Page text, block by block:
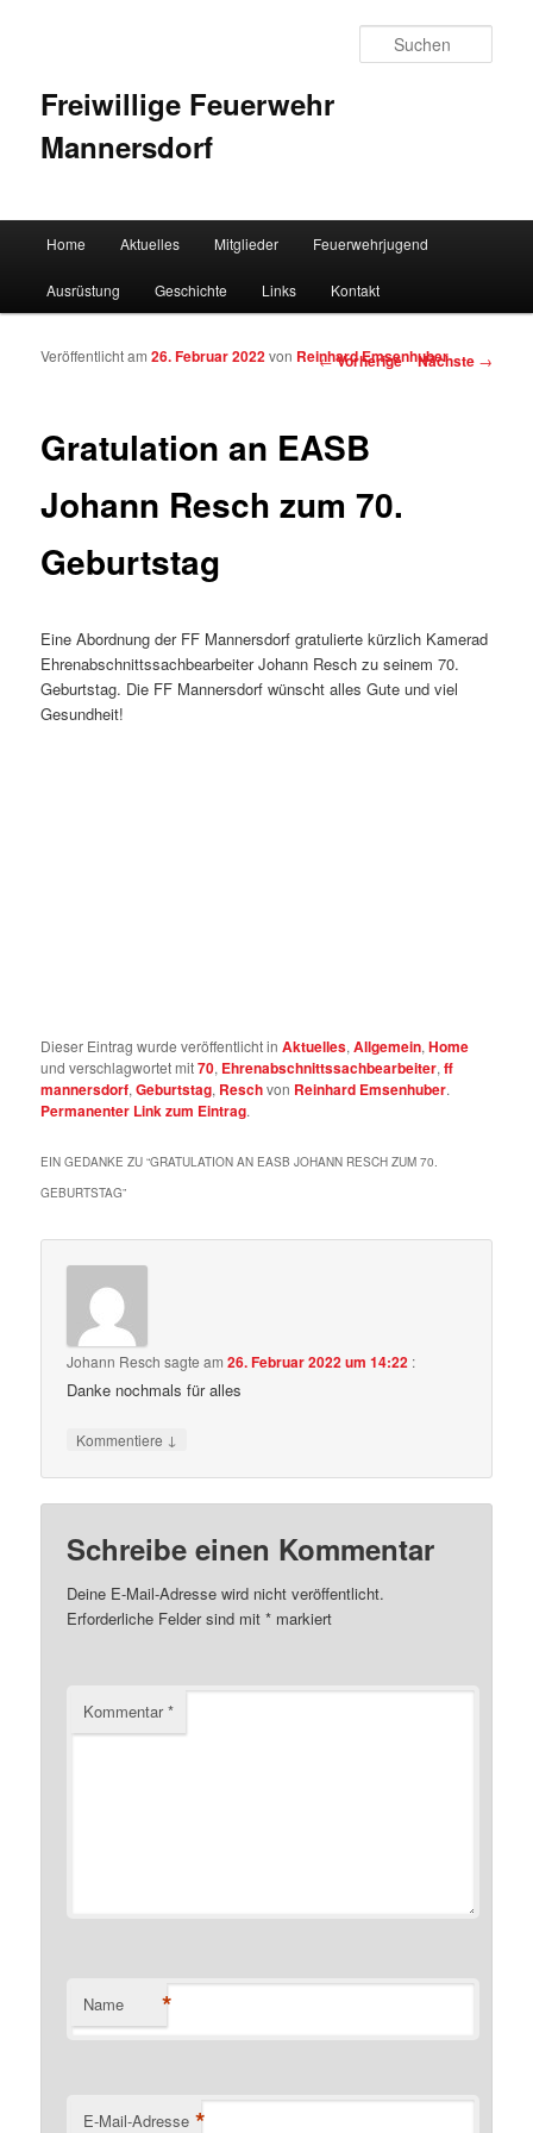
Freiwillige Feuerwehr
Mannersdorf
Zum Inhalt wechseln
Zum sekundären Inhalt wechseln
Home Aktuelles Mitglieder Feuerwehrjugend
Ausrüstung Geschichte Links Kontakt
Artikelnavigation
←Vorherige Nächste →
Gratulation an EASB
Johann Resch zum 70.
Geburtstag
Veröffentlicht am26. Februar 2022von Reinhard Emsenhuber
Eine Abordnung der FF Mannersdorf gratulierte kürzlich Kamerad
Ehrenabschnittssachbearbeiter Johann Resch zu seinem 70.
Geburtstag. Die FF Mannersdorf wünscht alles Gute und viel
Gesundheit!
Dieser Eintrag wurde veröffentlicht inAktuelles,Allgemein,Home
und verschlagwortet mit70, Ehrenabschnittssachbearbeiter,ff
mannersdorf,Geburtstag, Reschvon Reinhard Emsenhuber.
Permanenter Link zum Eintrag.
EIN GEDANKE ZU “GRATULATION AN EASB JOHANN RESCH ZUM 70.
GEBURTSTAG”
Johann Resch sagte am26. Februar 2022 um 14:22 :
Danke nochmals für alles
Kommentiere ↓
Schreibe einen Kommentar
Deine E-Mail-Adresse wird nicht veröffentlicht.
Erforderliche Felder sind mit* markiert
Kommentar*
Name *
E-Mail-Adresse *